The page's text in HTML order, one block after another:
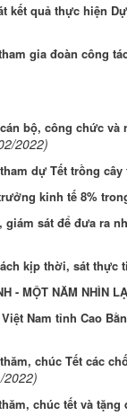
kết quả thực hiện
gia đoàn công
bộ, công chức
2022)
dự Tết trồng cây
kinh tế 8%
sát để đưa ra
kịp thời, sát thực
- MỘT NĂM NHÌN
Nam tỉnh Cao
chúc Tết các
2022)
chúc tết và